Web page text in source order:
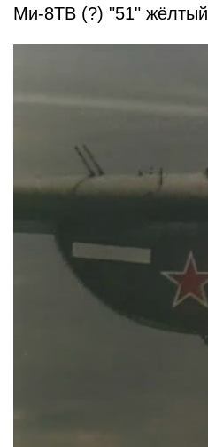
Ми-8ТВ (?) "51" жёлтый